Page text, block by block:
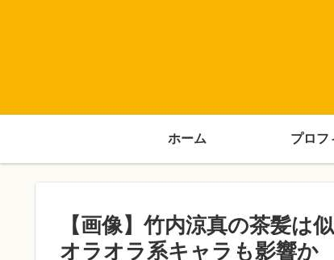
ホーム プロフ
【画像】竹内涼真の茶髪は
オラオラ系キャラも影響か